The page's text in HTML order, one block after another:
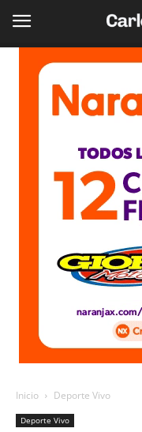
Inicio Deporte Vivo
Deporte Vivo